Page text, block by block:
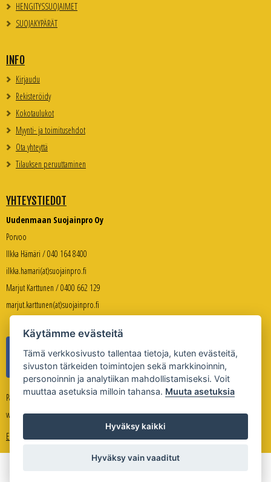
HENGITYSSUOJAIMET
SUOJAKYPÄRÄT
INFO
Kirjaudu
Rekisteröidy
Kokotaulukot
Myynti- ja toimitusehdot
Ota yhteyttä
Tilauksen peruuttaminen
YHTEYSTIEDOT
Uudenmaan Suojainpro Oy
Porvoo
Ilkka Hämäri / 040 164 8400
ilkka.hamari(at)suojainpro.fi
Marjut Karttunen / 0400 662 129
marjut.karttunen(at)suojainpro.fi
Palveleva verkkokauppa:
www.suojanpro.fi
Evästeasetukset
Käytämme evästeitä
Tämä verkkosivusto tallentaa tietoja, kuten evästeitä,
sivuston tärkeiden toimintojen sekä markkinoinnin,
personoinnin ja analytiikan mahdollistamiseksi. Voit
muuttaa asetuksia milloin tahansa. Muuta asetuksia
Hyväksy kaikki
Hyväksy vain vaaditut